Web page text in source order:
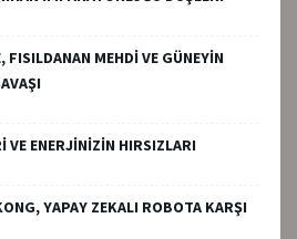
FISILDANAN MEHDİ VE GÜNEYİN
VE ENERJİNİZİN HIRSIZLARI
YAPAY ZEKALI ROBOTA KARŞI